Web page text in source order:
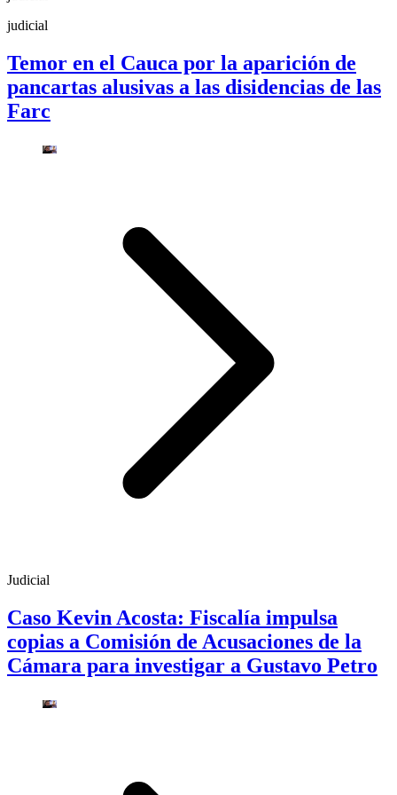
judicial
Temor en el Cauca por la aparición de
pancartas alusivas a las disidencias de las
Farc
Judicial
Caso Kevin Acosta: Fiscalía impulsa
copias a Comisión de Acusaciones de la
Cámara para investigar a Gustavo Petro